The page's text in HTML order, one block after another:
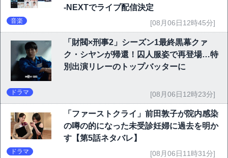
-NEXTでライブ配信決定
音楽 [08月06日12時45分]
「財閥×刑事2」シーズン1最終黒幕クァ
ク・シヤンが帰還！囚人服姿で再登場…特
別出演リレーのトップバッターに
ドラマ [08月06日12時23分]
「ファーストクライ」前田敦子が院内感染
の噂の的になった未受診妊婦に過去を明か
す【第5話ネタバレ】
ドラマ [08月06日11時31分]